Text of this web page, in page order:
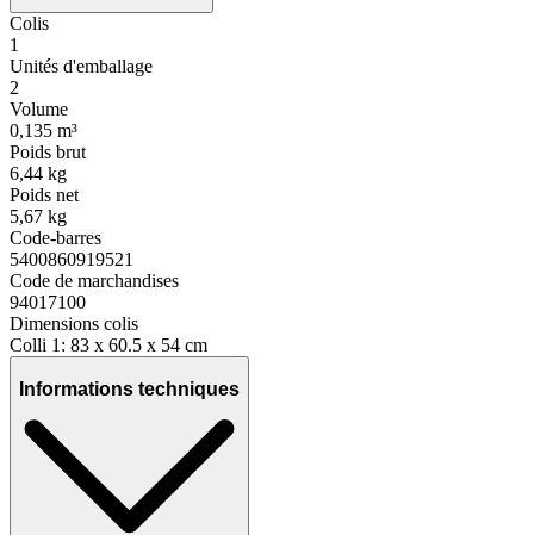
Colis
1
Unités d'emballage
2
Volume
0,135 m³
Poids brut
6,44 kg
Poids net
5,67 kg
Code-barres
5400860919521
Code de marchandises
94017100
Dimensions colis
Colli 1: 83 x 60.5 x 54 cm
Informations techniques